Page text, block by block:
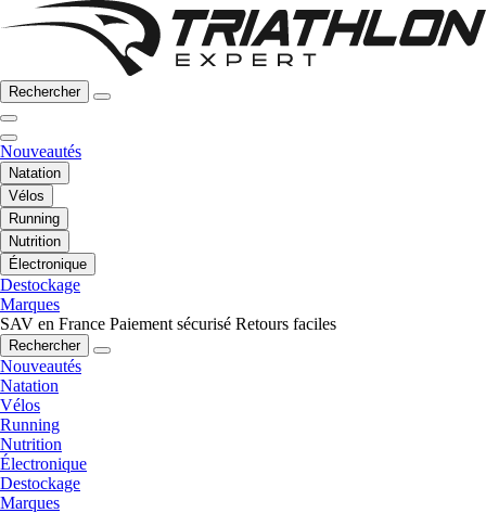
Rechercher
Nouveautés
Natation
Vélos
Running
Nutrition
Électronique
Destockage
Marques
SAV en France Paiement sécurisé Retours faciles
Rechercher
Nouveautés
Natation
Vélos
Running
Nutrition
Électronique
Destockage
Marques